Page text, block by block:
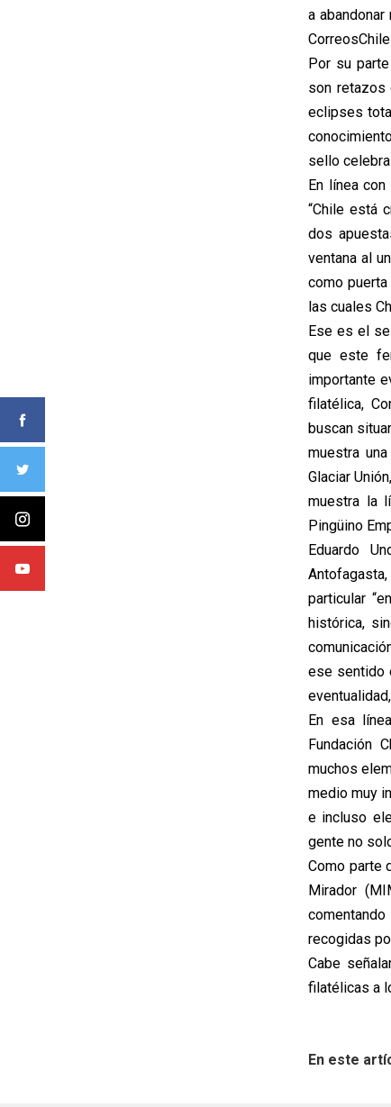
a
Por su
son retazos
eclipses
sello
En línea
“Chile está
dos
ventana al
como
las cuales
Ese es el
que este
importante
filatélica,
buscan
muestra
Glaciar
muestra la
Pingüino
Eduardo
particular
histórica,
ese sentido
En esa
Fundación
muchos
medio muy
e incluso
gente no
Como parte
Mirador
recogidas
Cabe
filatélicas a
En este